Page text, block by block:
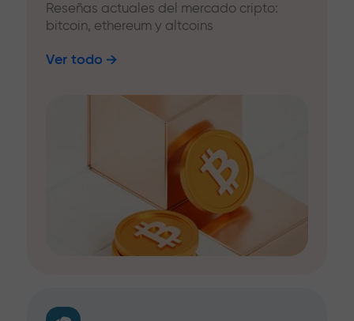
Reseñas actuales del mercado cripto:
bitcoin, ethereum y altcoins
Ver todo